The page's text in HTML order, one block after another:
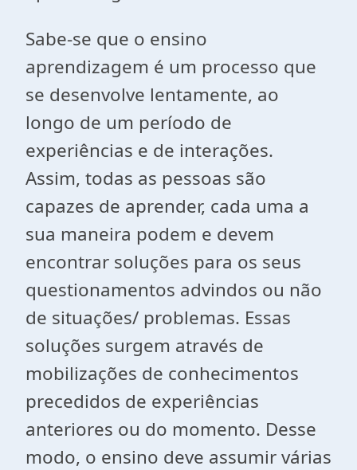
Sabe-se que o ensino
aprendizagem é um processo que
se desenvolve lentamente, ao
longo de um período de
experiências e de interações.
Assim, todas as pessoas são
capazes de aprender, cada uma a
sua maneira podem e devem
encontrar soluções para os seus
questionamentos advindos ou não
de situações/ problemas. Essas
soluções surgem através de
mobilizações de conhecimentos
precedidos de experiências
anteriores ou do momento. Desse
modo, o ensino deve assumir várias